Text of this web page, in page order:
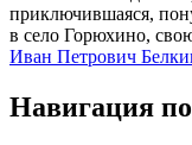
приключившаяся,
в село Горюхино,
Иван Петрович
Навигация